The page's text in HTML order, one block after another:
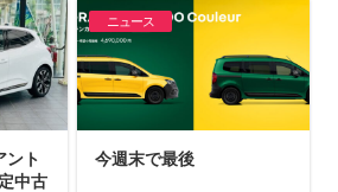
ント
中古
ニュース
今週末で最後